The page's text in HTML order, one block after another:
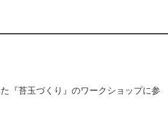
『苔玉づくり』のワークショップに参